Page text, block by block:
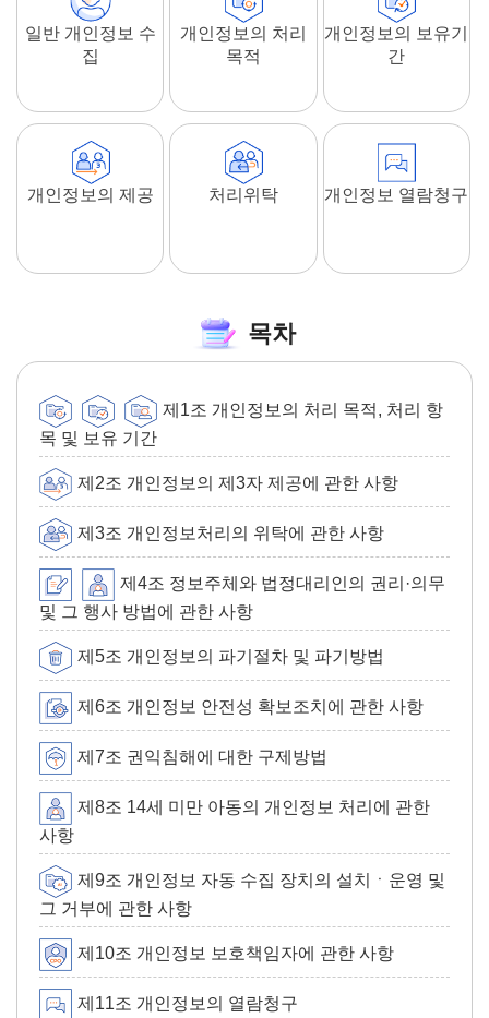
일반 개인정보 수
집
개인정보의 처리
목적
개인정보의 보유기
간
개인정보의 제공 처리위탁 개인정보 열람청구
목차
제1조 개인정보의 처리 목적, 처리 항
목 및 보유 기간
제2조 개인정보의 제3자 제공에 관한 사항
제3조 개인정보처리의 위탁에 관한 사항
제4조 정보주체와 법정대리인의 권리·의무
및 그 행사 방법에 관한 사항
제5조 개인정보의 파기절차 및 파기방법
제6조 개인정보 안전성 확보조치에 관한 사항
제7조 권익침해에 대한 구제방법
제8조 14세 미만 아동의 개인정보 처리에 관한
사항
제9조 개인정보 자동 수집 장치의 설치ㆍ운영 및
그 거부에 관한 사항
제10조 개인정보 보호책임자에 관한 사항
제11조 개인정보의 열람청구